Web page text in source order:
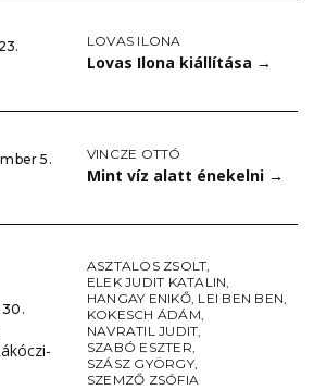
LOVAS ILONA
Lovas Ilona kiállítása →
5. VINCZE OTTÓ
Mint víz alatt énekelni →
30.
ASZTALOS ZSOLT,
ELEK JUDIT KATALIN,
HANGAY ENIKŐ, LEI BEN BEN,
KOKESCH ÁDÁM,
NAVRATIL JUDIT,
SZABÓ ESZTER,
SZÁSZ GYÖRGY,
SZEMZŐ ZSÓFIA